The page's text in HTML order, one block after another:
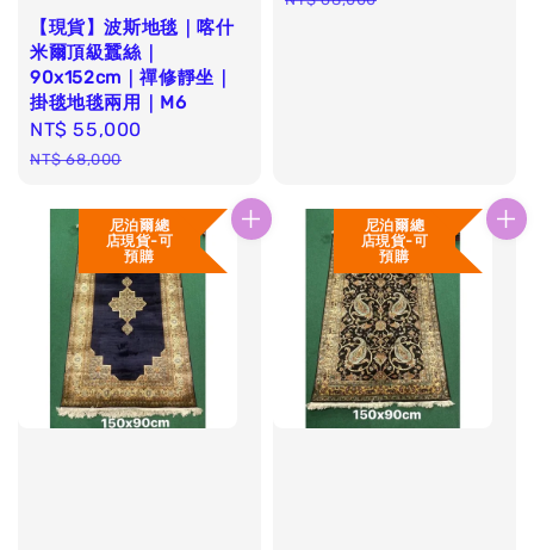
【現貨】波斯地毯｜喀什
米爾頂級蠶絲｜
90x152cm｜禪修靜坐｜
掛毯地毯兩用｜M6
Sale
price
NT$ 55,000
NT$ 68,000
尼泊爾總
店現貨-可
預購
尼泊爾總
店現貨-可
預購